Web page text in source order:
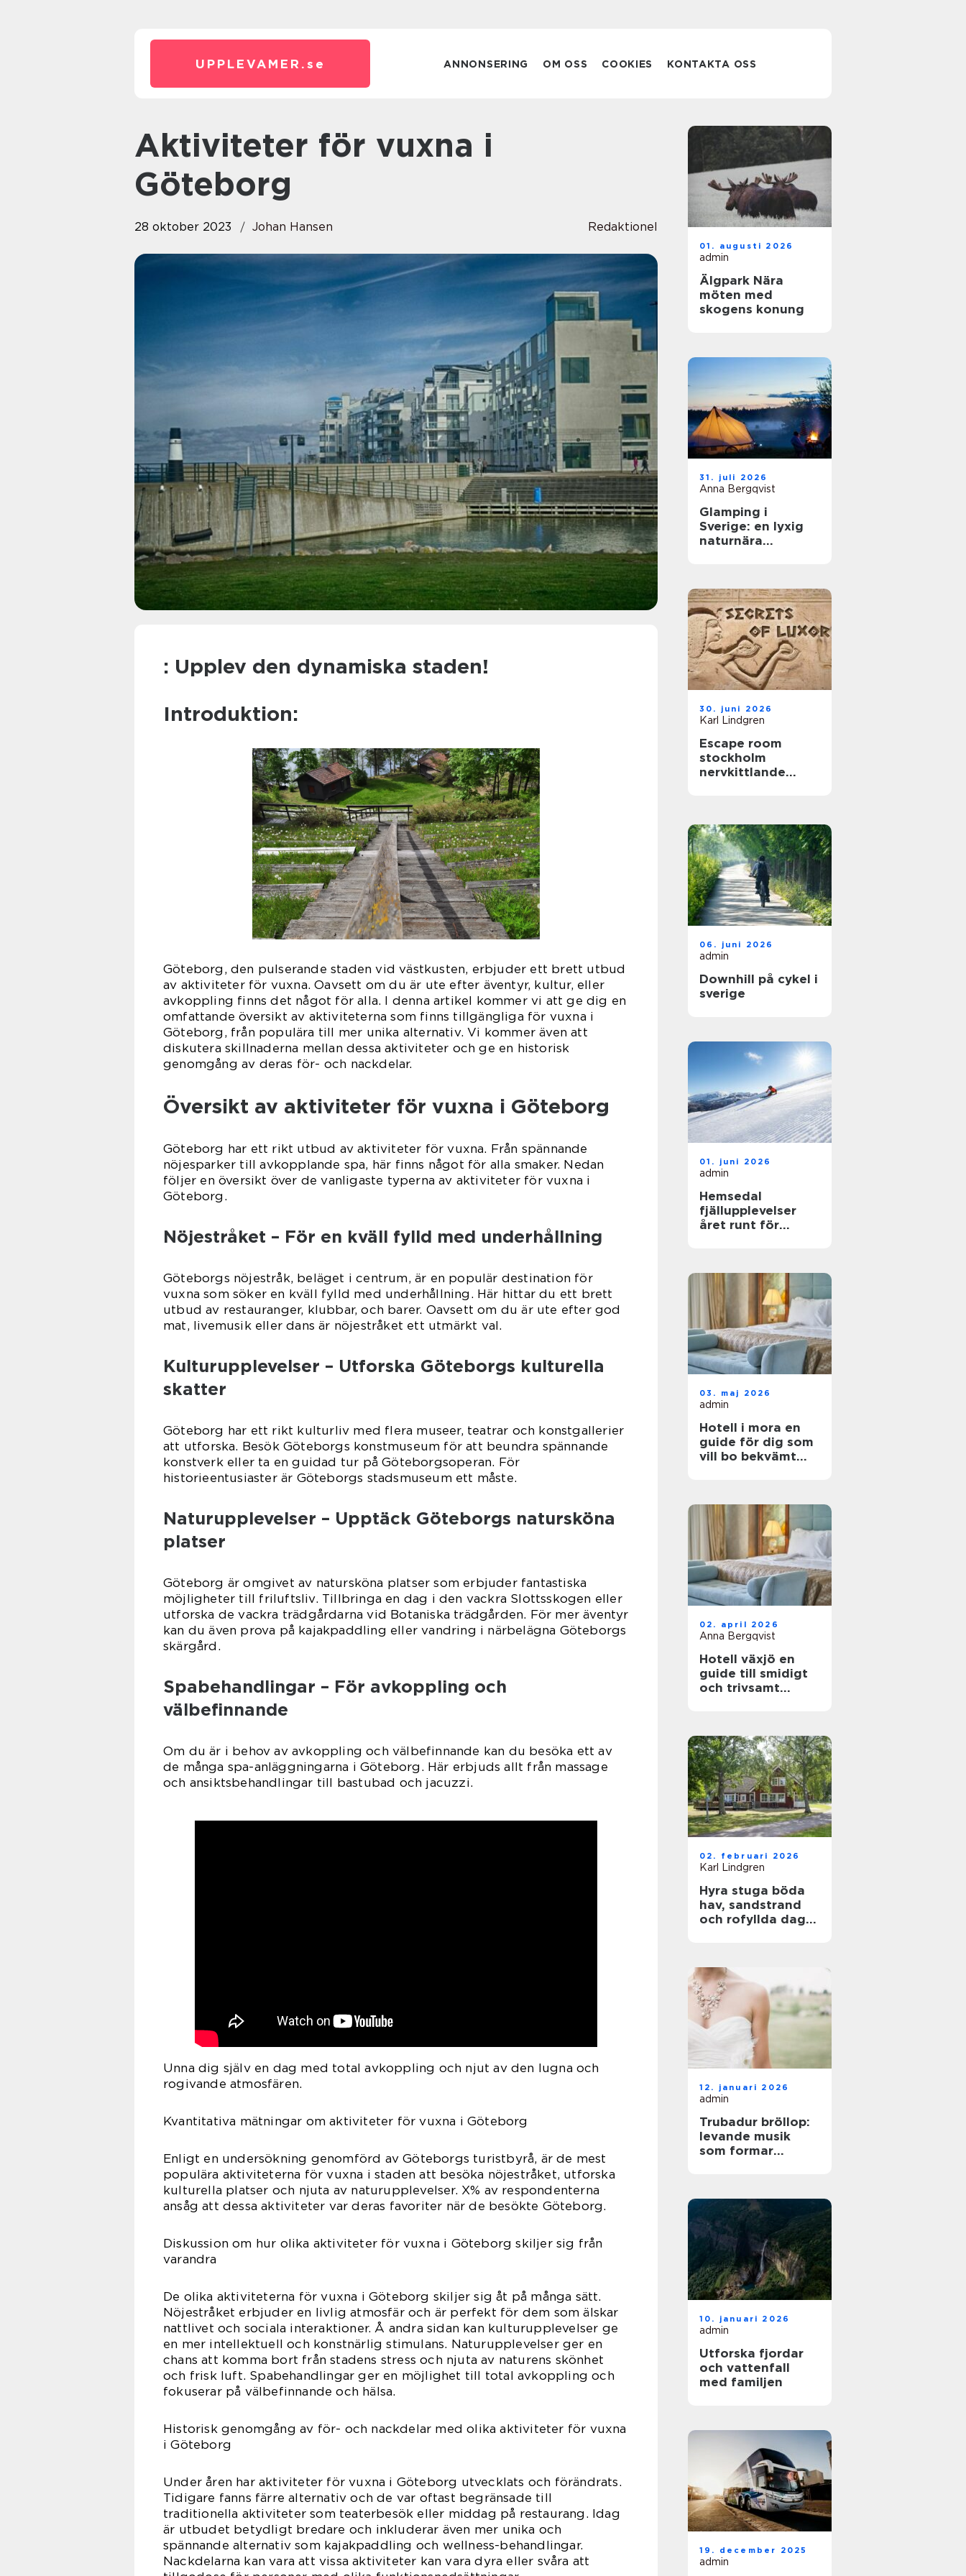
UPPLEVAMER. se ANNONSERING OM OSS COOKIES KONTAKTA OSS
Aktiviteter för vuxna i
Göteborg
28 oktober 2023 Johan Hansen Redaktionel
: Upplev den dynamiska staden!
Introduktion:
Göteborg, den pulserande staden vid västkusten, erbjuder ett brett utbud
av aktiviteter för vuxna. Oavsett om du är ute efter äventyr, kultur, eller
avkoppling finns det något för alla. I denna artikel kommer vi att ge dig en
omfattande översikt av aktiviteterna som finns tillgängliga för vuxna i
Göteborg, från populära till mer unika alternativ. Vi kommer även att
diskutera skillnaderna mellan dessa aktiviteter och ge en historisk
genomgång av deras för- och nackdelar.
Översikt av aktiviteter för vuxna i Göteborg
Göteborg har ett rikt utbud av aktiviteter för vuxna. Från spännande
nöjesparker till avkopplande spa, här finns något för alla smaker. Nedan
följer en översikt över de vanligaste typerna av aktiviteter för vuxna i
Göteborg.
Nöjestråket – För en kväll fylld med underhållning
Göteborgs nöjestråk, beläget i centrum, är en populär destination för
vuxna som söker en kväll fylld med underhållning. Här hittar du ett brett
utbud av restauranger, klubbar, och barer. Oavsett om du är ute efter god
mat, livemusik eller dans är nöjestråket ett utmärkt val.
Kulturupplevelser – Utforska Göteborgs kulturella
skatter
Göteborg har ett rikt kulturliv med flera museer, teatrar och konstgallerier
att utforska. Besök Göteborgs konstmuseum för att beundra spännande
konstverk eller ta en guidad tur på Göteborgsoperan. För
historieentusiaster är Göteborgs stadsmuseum ett måste.
Naturupplevelser – Upptäck Göteborgs natursköna
platser
Göteborg är omgivet av natursköna platser som erbjuder fantastiska
möjligheter till friluftsliv. Tillbringa en dag i den vackra Slottsskogen eller
utforska de vackra trädgårdarna vid Botaniska trädgården. För mer äventyr
kan du även prova på kajakpaddling eller vandring i närbelägna Göteborgs
skärgård.
Spabehandlingar – För avkoppling och
välbefinnande
Om du är i behov av avkoppling och välbefinnande kan du besöka ett av
de många spa-anläggningarna i Göteborg. Här erbjuds allt från massage
och ansiktsbehandlingar till bastubad och jacuzzi.
Unna dig själv en dag med total avkoppling och njut av den lugna och
rogivande atmosfären.
Kvantitativa mätningar om aktiviteter för vuxna i Göteborg
Enligt en undersökning genomförd av Göteborgs turistbyrå, är de mest
populära aktiviteterna för vuxna i staden att besöka nöjestråket, utforska
kulturella platser och njuta av naturupplevelser. X% av respondenterna
ansåg att dessa aktiviteter var deras favoriter när de besökte Göteborg.
Diskussion om hur olika aktiviteter för vuxna i Göteborg skiljer sig från
varandra
De olika aktiviteterna för vuxna i Göteborg skiljer sig åt på många sätt.
Nöjestråket erbjuder en livlig atmosfär och är perfekt för dem som älskar
nattlivet och sociala interaktioner. Å andra sidan kan kulturupplevelser ge
en mer intellektuell och konstnärlig stimulans. Naturupplevelser ger en
chans att komma bort från stadens stress och njuta av naturens skönhet
och frisk luft. Spabehandlingar ger en möjlighet till total avkoppling och
fokuserar på välbefinnande och hälsa.
Historisk genomgång av för- och nackdelar med olika aktiviteter för vuxna
i Göteborg
Under åren har aktiviteter för vuxna i Göteborg utvecklats och förändrats.
Tidigare fanns färre alternativ och de var oftast begränsade till
traditionella aktiviteter som teaterbesök eller middag på restaurang. Idag
är utbudet betydligt bredare och inkluderar även mer unika och
spännande alternativ som kajakpaddling och wellness-behandlingar.
Nackdelarna kan vara att vissa aktiviteter kan vara dyra eller svåra att
01. augusti 2026
admin
Älgpark Nära
möten med
skogens konung
31. juli 2026
Anna Bergqvist
Glamping i
Sverige: en lyxig
naturnära
30. juni 2026
Karl Lindgren
Escape room
stockholm
nervkittlande
06. juni 2026
admin
Downhill på cykel i
sverige
01. juni 2026
admin
Hemsedal
fjällupplevelser
året runt för
03. maj 2026
admin
Hotell i mora en
guide för dig som
vill bo bekvämt
02. april 2026
Anna Bergqvist
Hotell växjö en
guide till smidigt
och trivsamt
02. februari 2026
Karl Lindgren
Hyra stuga böda
hav, sandstrand
och rofyllda dagar
12. januari 2026
admin
Trubadur bröllop:
levande musik
som formar
10. januari 2026
admin
Utforska fjordar
och vattenfall
med familjen
19. december 2025
admin